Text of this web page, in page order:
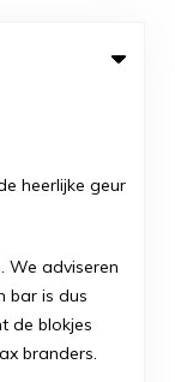
heerlijke geur
We adviseren
bar is dus
de blokjes
branders.